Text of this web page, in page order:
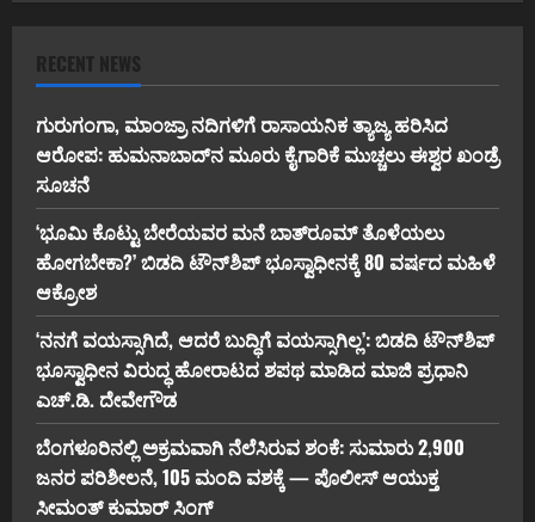
RECENT NEWS
ಗುರುಗಂಗಾ, ಮಾಂಜ್ರಾ ನದಿಗಳಿಗೆ ರಾಸಾಯನಿಕ ತ್ಯಾಜ್ಯ ಹರಿಸಿದ
ಆರೋಪ: ಹುಮನಾಬಾದ್‌ನ ಮೂರು ಕೈಗಾರಿಕೆ ಮುಚ್ಚಲು ಈಶ್ವರ ಖಂಡ್ರೆ
ಸೂಚನೆ
‘ಭೂಮಿ ಕೊಟ್ಟು ಬೇರೆಯವರ ಮನೆ ಬಾತ್‌ರೂಮ್ ತೊಳೆಯಲು
ಹೋಗಬೇಕಾ?’ ಬಿಡದಿ ಟೌನ್‌ಶಿಪ್ ಭೂಸ್ವಾಧೀನಕ್ಕೆ 80 ವರ್ಷದ ಮಹಿಳೆ
ಆಕ್ರೋಶ
‘ನನಗೆ ವಯಸ್ಸಾಗಿದೆ, ಆದರೆ ಬುದ್ಧಿಗೆ ವಯಸ್ಸಾಗಿಲ್ಲ’: ಬಿಡದಿ ಟೌನ್‌ಶಿಪ್
ಭೂಸ್ವಾಧೀನ ವಿರುದ್ಧ ಹೋರಾಟದ ಶಪಥ ಮಾಡಿದ ಮಾಜಿ ಪ್ರಧಾನಿ
ಎಚ್.ಡಿ. ದೇವೇಗೌಡ
ಬೆಂಗಳೂರಿನಲ್ಲಿ ಅಕ್ರಮವಾಗಿ ನೆಲೆಸಿರುವ ಶಂಕೆ: ಸುಮಾರು 2,900
ಜನರ ಪರಿಶೀಲನೆ, 105 ಮಂದಿ ವಶಕ್ಕೆ — ಪೊಲೀಸ್ ಆಯುಕ್ತ
ಸೀಮಂತ್ ಕುಮಾರ್ ಸಿಂಗ್